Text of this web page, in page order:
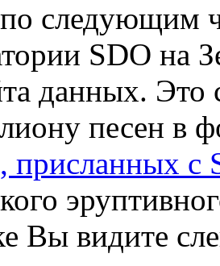
следующим
SDO на
данных. Это
песен в
присланных с
Вы видите